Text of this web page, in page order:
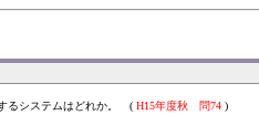
るシステムはどれか。 ( H15年度秋 問74 )